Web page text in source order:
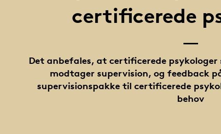
certificerede
Det anbefales, at certificerede
modtager supervision, og feedback
supervisionspakke til certificerede
behov